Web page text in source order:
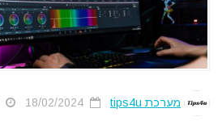
מערכת tips4u